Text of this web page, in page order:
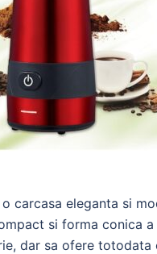
carcasa eleganta si
si forma conica
dar sa ofere